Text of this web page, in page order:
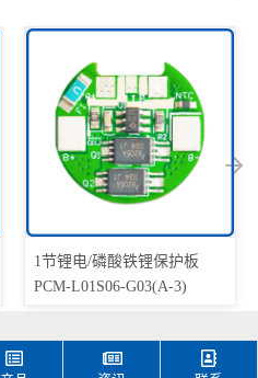
1节锂电/磷酸铁锂保护板
PCM-L01S06-G03(A-3)